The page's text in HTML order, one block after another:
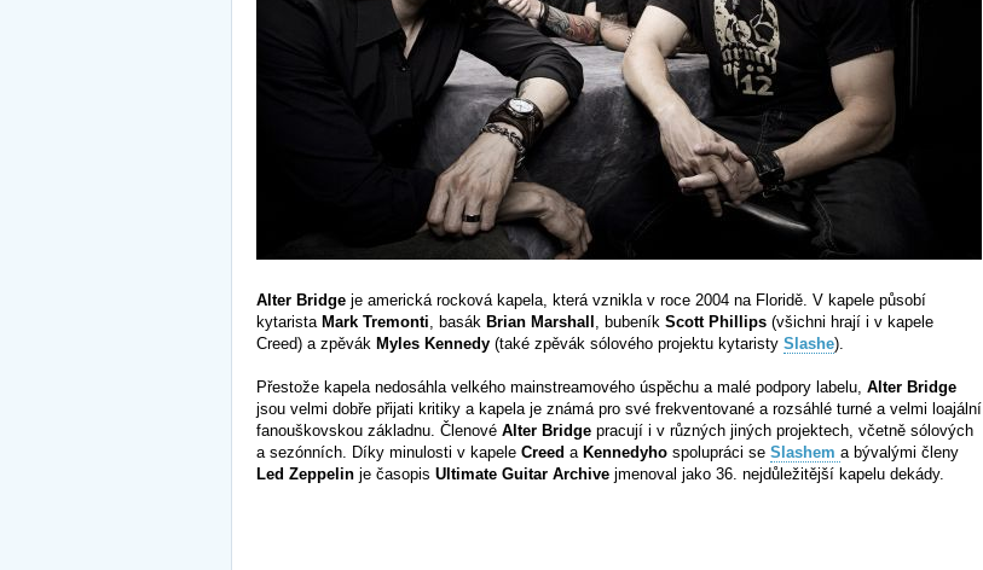
Alter Bridge je americká rocková kapela, která vznikla v roce 2004 na Floridě. V kapele působí
kytarista Mark Tremonti, basák Brian Marshall , bubeník Scott Phillips (všichni hrají i v kapele
Creed) a zpěvák Myles Kennedy (také zpěvák sólového projektu kytaristy Slashe).
Přestože kapela nedosáhla velkého mainstreamového úspěchu a malé podpory labelu, Alter Bridge
jsou velmi dobře přijati kritiky a kapela je známá pro své frekventované a rozsáhlé turné a velmi loajální
fanouškovskou základnu. Členové Alter Bridge pracují i v různých jiných projektech, včetně sólových
a sezónních. Díky minulosti v kapele Creed a Kennedyho spolupráci se Slashem a bývalými členy
Led Zeppelin je časopis Ultimate Guitar Archive jmenoval jako 36. nejdůležitější kapelu dekády.